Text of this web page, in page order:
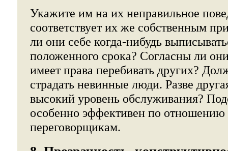
Укажите им на их неправильное
соответствует их же собственным
ли они себе когда-нибудь
положенного срока? Согласны ли
имеет права перебивать других?
страдать невинные люди. Разве
высокий уровень обслуживания?
особенно эффективен по
переговорщикам.